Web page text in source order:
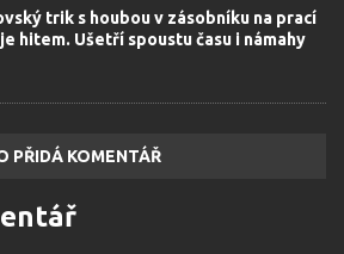
trik s houbou v zásobníku na prací
hitem. Ušetří spoustu času i námahy
PŘIDÁ KOMENTÁŘ